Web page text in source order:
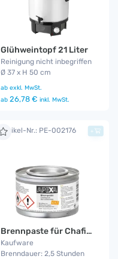
Glühweintopf 21 Liter
Reinigung nicht inbegriffen
Ø 37 x H 50 cm
ab exkl. MwSt.
ab 26,78 € inkl. MwSt.
Artikel-Nr.: PE-002176
Brennpaste für Chafing Dish
Kaufware
Brenndauer: 2,5 Stunden
+